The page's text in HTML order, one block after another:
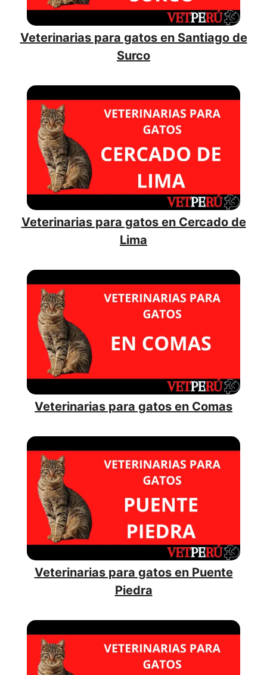
Veterinarias para gatos en Santiago de
Surco
Veterinarias para gatos en Cercado de
Lima
Veterinarias para gatos en Comas
Veterinarias para gatos en Puente
Piedra